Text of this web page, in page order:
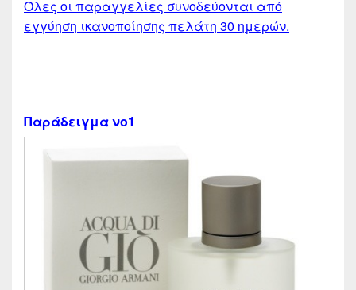
Όλες οι παραγγελίες συνοδεύονται από
εγγύηση ικανοποίησης πελάτη 30 ημερών.
Παράδειγμα νο1